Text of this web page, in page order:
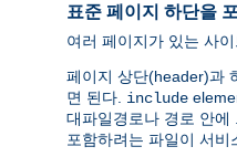
표준 페이지 하단을
여러 페이지가 있는 사
페이지 상단(header)과
면 된다. include
대파일경로나 경로 안에
포함하려는 파일이 서